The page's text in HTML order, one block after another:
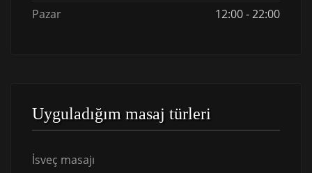
Pazar
12:00 - 22:00
Uyguladığım masaj türleri
İsveç masajı